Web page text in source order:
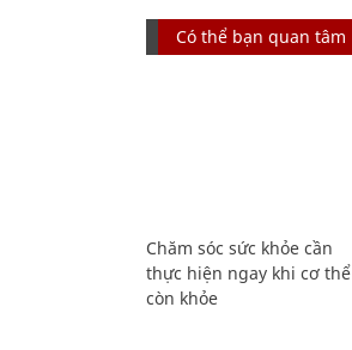
Có thể bạn quan tâm
Chăm sóc sức khỏe cần
thực hiện ngay khi cơ thể
còn khỏe